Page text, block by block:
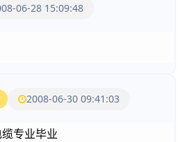
06-28 15:09:48
2008-06-30 09:41:03
专业毕业